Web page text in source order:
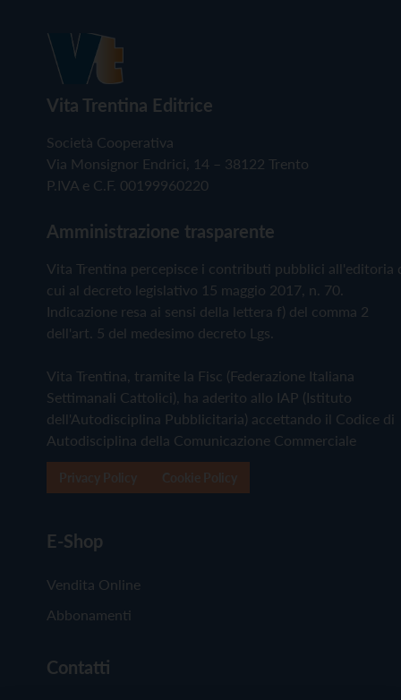
Vita Trentina Editrice
Società Cooperativa
Via Monsignor Endrici, 14 – 38122 Trento
P.IVA e C.F. 00199960220
Amministrazione trasparente
Vita Trentina percepisce i contributi pubblici all'editoria
cui al decreto legislativo 15 maggio 2017, n. 70.
Indicazione resa ai sensi della lettera f) del comma 2
dell'art. 5 del medesimo decreto Lgs.
Vita Trentina, tramite la Fisc (Federazione Italiana
Settimanali Cattolici), ha aderito allo IAP (Istituto
dell'Autodisciplina Pubblicitaria) accettando il Codice di
Autodisciplina della Comunicazione Commerciale
E-Shop
Vendita Online
Abbonamenti
Contatti